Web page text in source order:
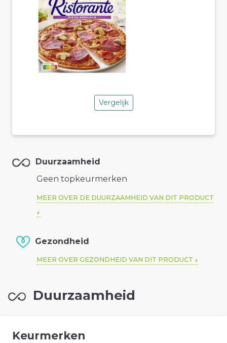
Vergelijk
Duurzaamheid
Geen topkeurmerken
MEER OVER DE DUURZAAMHEID VAN DIT PRODUCT
Gezondheid
MEER OVER GEZONDHEID VAN DIT PRODUCT
Duurzaamheid
Keurmerken